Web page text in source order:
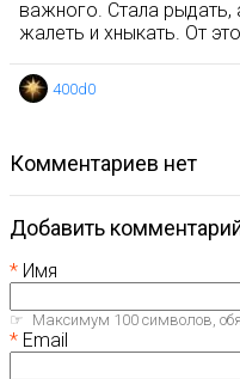
важного. Стала
жалеть и хныкать. От
400d0
комментариев нет
Добавить
Имя
Максимум 100 символов,
Email